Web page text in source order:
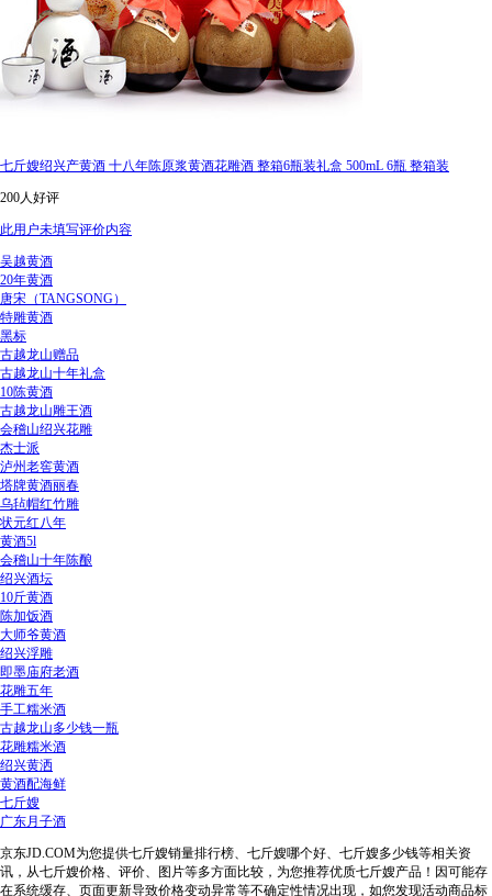
七斤嫂绍兴产黄酒 十八年陈原浆黄酒花雕酒 整箱6瓶装礼盒 500mL 6瓶 整箱装
200人好评
此用户未填写评价内容
吴越黄酒
20年黄酒
唐宋（TANGSONG）
特雕黄酒
黑标
古越龙山赠品
古越龙山十年礼盒
10陈黄酒
古越龙山雕王酒
会稽山绍兴花雕
杰士派
泸州老窖黄酒
塔牌黄酒丽春
乌毡帽红竹雕
状元红八年
黄酒5l
会稽山十年陈酿
绍兴酒坛
10斤黄酒
陈加饭酒
大师爷黄酒
绍兴浮雕
即墨庙府老酒
花雕五年
手工糯米酒
古越龙山多少钱一瓶
花雕糯米酒
绍兴黄洒
黄酒配海鲜
七斤嫂
广东月子酒
京东JD.COM为您提供七斤嫂销量排行榜、七斤嫂哪个好、七斤嫂多少钱等相关资
讯，从七斤嫂价格、评价、图片等多方面比较，为您推荐优质七斤嫂产品！因可能存
在系统缓存、页面更新导致价格变动异常等不确定性情况出现，如您发现活动商品标